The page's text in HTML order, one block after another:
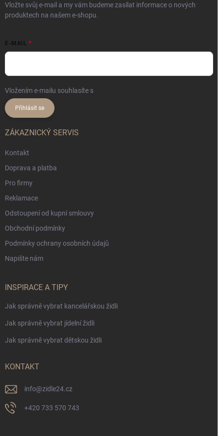
Vložte svůj e-mail a my vám budeme zasílat informace o nových
produktech na našem e-shopu.
E-MAIL
Vložením e-mailu souhlasíte s
Přihlásit se
ZÁKAZNICKÝ SERVIS
Kontakt
Doprava a platba
Pro firmy
Reklamace
Odstoupení od kupní smlouvy
Obchodní podmínky
Podmínky ochrany osobních údajů
Napište nám
INSPIRACE A TIPY
Jak správně vybrat kancelářskou židli
Jak správně vybrat jídelní židli
Jak správně vybrat dětskou židli
KONTAKT
info@zidle24.cz
+420 733 570 743